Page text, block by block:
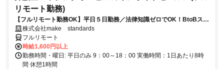
リモート勤務)
【フルリモート勤務OK】平日５日勤務／法律知識ゼロでOK！BtoBスキ
ルが身につく営業職
株式会社make standards
フルリモート
時給1,600円以上
勤務時間・曜日: 平日のみ 9：00～18：00 実働時間：1日あたり8時
間 休憩1時間